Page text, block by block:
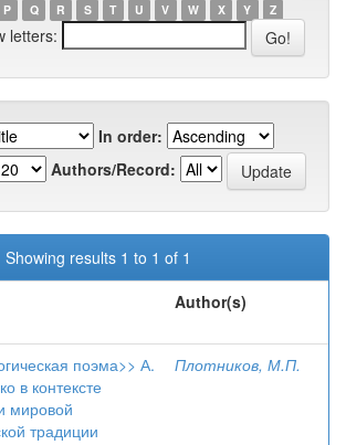
P Q R S T U V W X Y Z
letters:
In order:
Authors/Record:
Showing results 1 to 1 of 1
Author(s)
поэма>> А.
в контексте
мировой
традиции
Плотников, М.П.